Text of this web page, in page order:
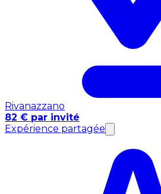
Rivanazzano
82 € par invité
Expérience partagée